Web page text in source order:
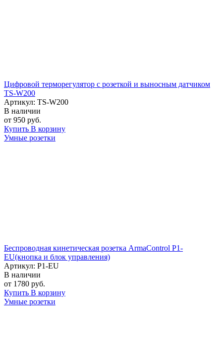
Цифровой терморегулятор с розеткой и выносным датчиком
TS-W200
Артикул: TS-W200
В наличии
от 950 руб.
Купить В корзину
Умные розетки
Беспроводная кинетическая розетка ArmaControl P1-
EU(кнопка и блок управления)
Артикул: P1-EU
В наличии
от 1780 руб.
Купить В корзину
Умные розетки